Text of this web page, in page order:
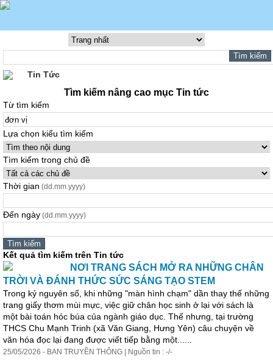
Tin Tức
Tìm kiếm nâng cao mục Tin tức
Từ tìm kiếm
Lựa chọn kiểu tìm kiếm
Tìm kiếm trong chủ đề
Thời gian (dd.mm.yyyy)
Đến ngày (dd.mm.yyyy)
Kết quả tìm kiếm trên Tin tức
NƠI TRANG SÁCH MỞ RA NHỮNG CHÂN
TRỜI VÀ ĐÁNH THỨC SỨC SÁNG TẠO STEM
Trong kỷ nguyên số, khi những "màn hình chạm" dần thay thế những
trang giấy thơm mùi mực, việc giữ chân học sinh ở lại với sách là
một bài toán hóc búa của ngành giáo dục. Thế nhưng, tại trường
THCS Chu Mạnh Trinh (xã Văn Giang, Hưng Yên) câu chuyện về
văn hóa đọc lại đang được viết tiếp bằng một......
25/05/2026 - BAN TRUYỀN THÔNG | Nguồn tin : -/-